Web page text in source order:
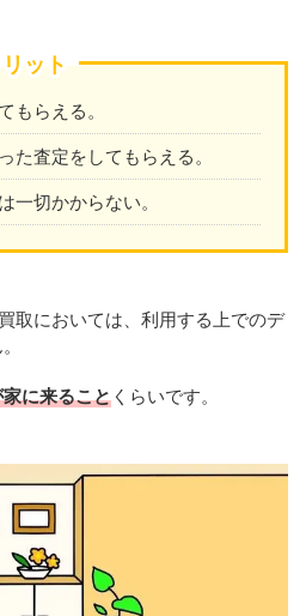
ット
もらえる。
た査定をしてもらえる。
一切かからない。
取においては、利用する上でのデ
に来ること くらいです。